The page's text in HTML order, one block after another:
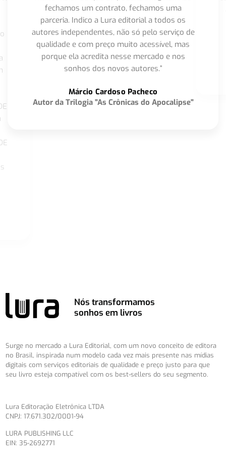
fechamos um contrato, fechamos uma
parceria. Indico a Lura editorial a todos os
autores independentes, não só pelo serviço de
qualidade e com preço muito acessível, mas
porque ela acredita nesse mercado e nos
sonhos dos novos autores.”
Márcio Cardoso Pacheco
Autor da Trilogia "As Crônicas do Apocalipse"
Nós transformamos
sonhos em livros
Surge no mercado a Lura Editorial, com um novo conceito de editora
no Brasil, inspirada num modelo cada vez mais presente nas mídias
digitais com serviços editoriais de qualidade e preço justo para que
seu livro esteja compatível com os best-sellers do seu segmento.
Lura Editoração Eletrônica LTDA
CNPJ: 17.671.302/0001-94
LURA PUBLISHING LLC
EIN: 35-2692771